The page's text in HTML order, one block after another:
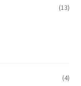
(13)
(4)